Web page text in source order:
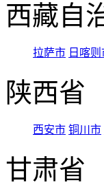
西藏自
拉萨市 日喀则
陕西省
西安市 铜川市
甘肃省